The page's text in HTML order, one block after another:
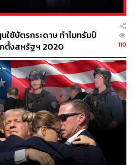
ช้บัตรกระดาษ ทำไมทรัมป์
ตั้งสหรัฐฯ 2020
110